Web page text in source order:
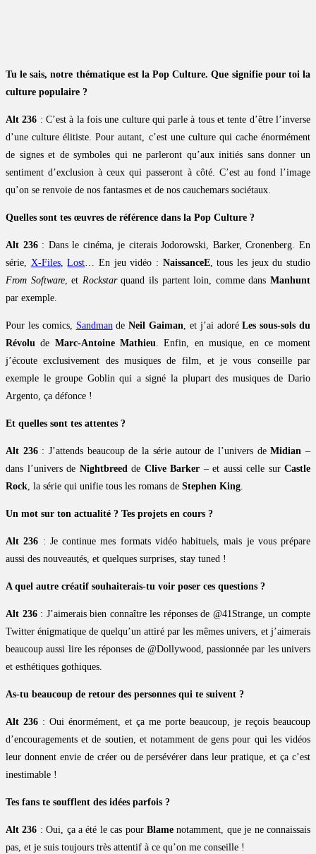
Tu le sais, notre thématique est la Pop Culture. Que signifie pour toi la
culture populaire ?
Alt 236 : C’est à la fois une culture qui parle à tous et tente d’être l’inverse
d’une culture élitiste. Pour autant, c’est une culture qui cache énormément
de signes et de symboles qui ne parleront qu’aux initiés sans donner un
sentiment d’exclusion à ceux qui passeront à côté. C’est au fond l’image
qu’on se renvoie de nos fantasmes et de nos cauchemars sociétaux.
Quelles sont tes œuvres de référence dans la Pop Culture ?
Alt 236: Dans le cinéma, je citerais Jodorowski, Barker, Cronenberg. En
série, X-Files,Lost… En jeu vidéo : NaissanceE, tous les jeux du studio
From Software, et Rockstarquand ils partent loin, comme dansManhunt
par exemple.
Pour les comics, SandmandeNeil Gaiman, et j’ai adoréLes sous-sols du
Révolu de Marc-Antoine Mathieu. Enfin, en musique, en ce moment
j’écoute exclusivement des musiques de film, et je vous conseille par
exemple le groupe Goblin qui a signé la plupart des musiques de Dario
Argento, ça défonce !
Et quelles sont tes attentes ?
Alt 236: J’attends beaucoup de la série autour de l’univers deMidian –
dans l’univers de Nightbreedde Clive Barker – et aussi celle sur Castle
Rock, la série qui unifie tous les romans de Stephen King.
Un mot sur ton actualité ? Tes projets en cours ?
Alt 236 : Je continue mes formats vidéo habituels, mais je vous prépare
aussi des nouveautés, et quelques surprises, stay tuned !
A quel autre créatif souhaiterais-tu voir poser ces questions ?
Alt 236: J’aimerais bien connaître les réponses de @41Strange, un compte
Twitter énigmatique de quelqu’un attiré par les mêmes univers, et j’aimerais
beaucoup aussi lire les réponses de @Dollywood, passionnée par les univers
et esthétiques gothiques.
As-tu beaucoup de retour des personnes qui te suivent ?
Alt 236 : Oui énormément, et ça me porte beaucoup, je reçois beaucoup
d’encouragements et de soutien, et notamment de gens pour qui les vidéos
leur donnent envie de créer ou de persévérer dans leur pratique, et ça c’est
inestimable !
Tes fans te soufflent des idées parfois ?
Alt 236 : Oui, ça a été le cas pourBlame notamment, que je ne connaissais
pas, et je suis toujours très attentif à ce qu’on me conseille !